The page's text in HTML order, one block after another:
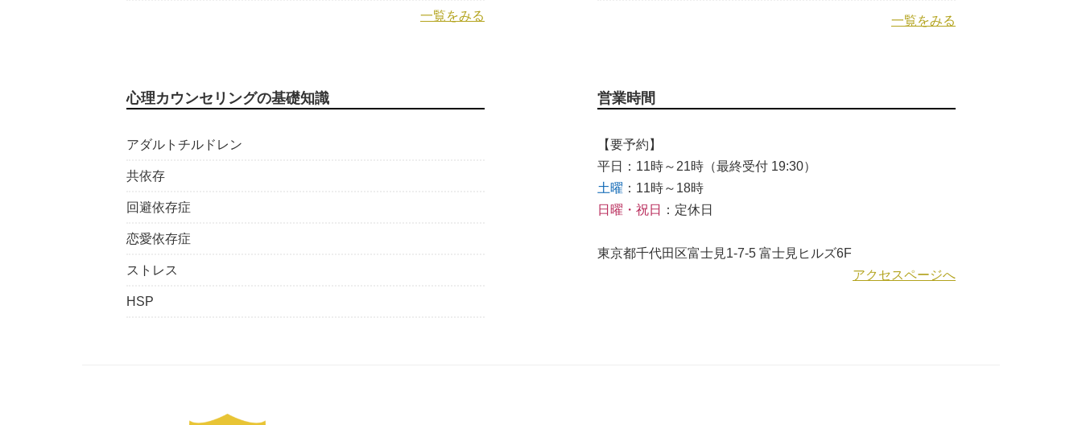
一覧をみる 一覧をみる
心理カウンセリングの基礎知識
アダルトチルドレン
共依存
回避依存症
恋愛依存症
ストレス
HSP
営業時間
【要予約】
平日：11時～21時（最終受付 19:30）
土曜 ：11時～18時
日曜・祝日
：定休日
東京都千代田区富士見1-7-5 富士見ヒルズ6F
アクセスページへ